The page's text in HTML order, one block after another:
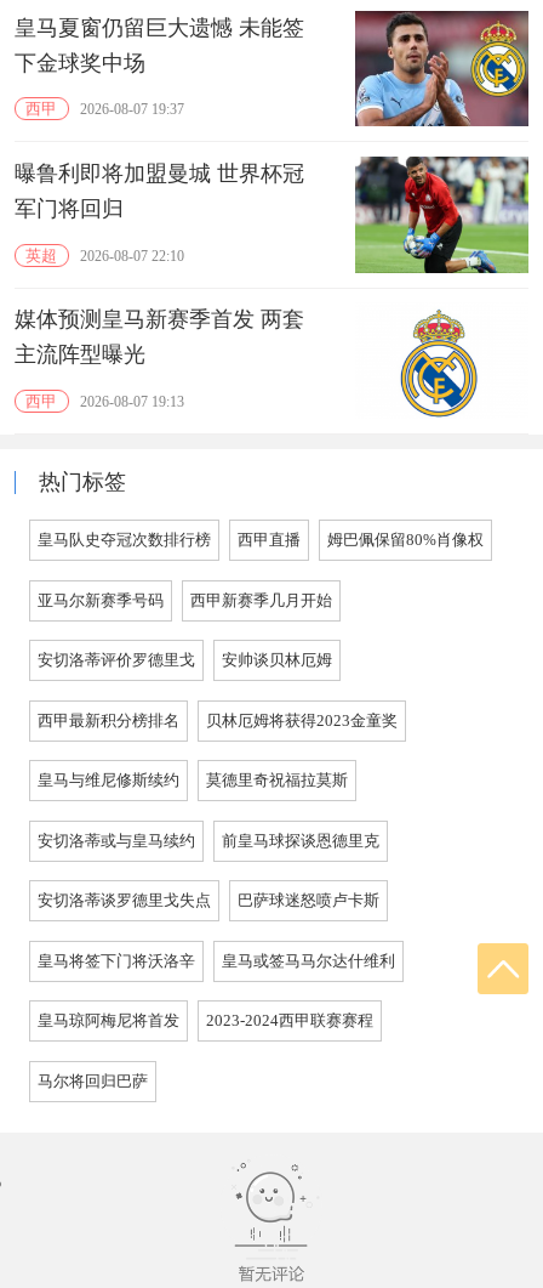
皇马夏窗仍留巨大遗憾 未能签
下金球奖中场
西甲 2026-08-07 19:37
曝鲁利即将加盟曼城 世界杯冠
军门将回归
英超 2026-08-07 22:10
媒体预测皇马新赛季首发 两套
主流阵型曝光
西甲 2026-08-07 19:13
热门标签
皇马队史夺冠次数排行榜 西甲直播 姆巴佩保留80%肖像权
亚马尔新赛季号码 西甲新赛季几月开始
安切洛蒂评价罗德里戈 安帅谈贝林厄姆
西甲最新积分榜排名 贝林厄姆将获得2023金童奖
皇马与维尼修斯续约 莫德里奇祝福拉莫斯
安切洛蒂或与皇马续约 前皇马球探谈恩德里克
安切洛蒂谈罗德里戈失点 巴萨球迷怒喷卢卡斯
皇马将签下门将沃洛辛 皇马或签马马尔达什维利
皇马琼阿梅尼将首发 2023-2024西甲联赛赛程
马尔将回归巴萨